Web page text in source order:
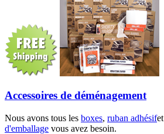
Accessoires de déménagement
Nous avons tous les boxes, ruban adhésifet
d'emballage vous avez besoin.